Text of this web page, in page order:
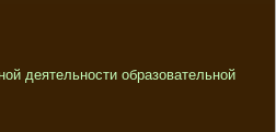
деятельности образовательной